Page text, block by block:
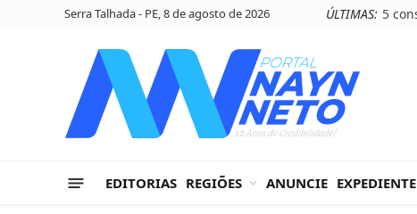
Serra Talhada - PE, 8 de agosto de 2026 ÚLTIMAS:
EDITORIAS REGIÕES ANUNCIE EXPEDIENTE